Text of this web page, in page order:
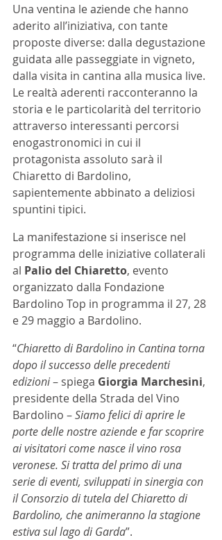
Una ventina le aziende che hanno
aderito all’iniziativa, con tante
proposte diverse: dalla degustazione
guidata alle passeggiate in vigneto,
dalla visita in cantina alla musica live.
Le realtà aderenti racconteranno la
storia e le particolarità del territorio
attraverso interessanti percorsi
enogastronomici in cui il
protagonista assoluto sarà il
Chiaretto di Bardolino,
sapientemente abbinato a deliziosi
spuntini tipici.
La manifestazione si inserisce nel
programma delle iniziative collaterali
al Palio del Chiaretto, evento
organizzato dalla Fondazione
Bardolino Top in programma il 27, 28
e 29 maggio a Bardolino.
“Chiaretto di Bardolino in Cantina torna
dopo il successo delle precedenti
edizioni – spiega Giorgia Marchesini,
presidente della Strada del Vino
Bardolino – Siamo felici di aprire le
porte delle nostre aziende e far scoprire
ai visitatori come nasce il vino rosa
veronese. Si tratta del primo di una
serie di eventi, sviluppati in sinergia con
il Consorzio di tutela del Chiaretto di
Bardolino, che animeranno la stagione
estiva sul lago di Garda”.